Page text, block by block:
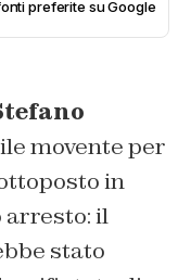
preferite su Google
movente per
in
arresto: il
stato